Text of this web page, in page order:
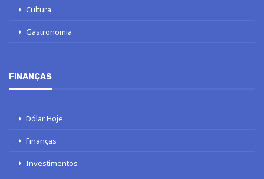
Cultura
Gastronomia
FINANÇAS
Dólar Hoje
Finanças
Investimentos